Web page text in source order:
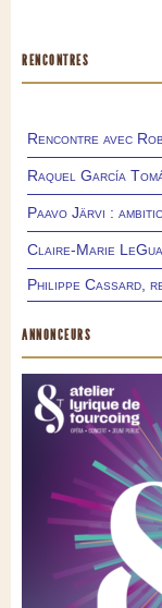
RENCONTRES
Rencontre avec
Raquel García
Paavo Järvi :
Claire-Marie
Philippe Cassard,
ANNONCEURS